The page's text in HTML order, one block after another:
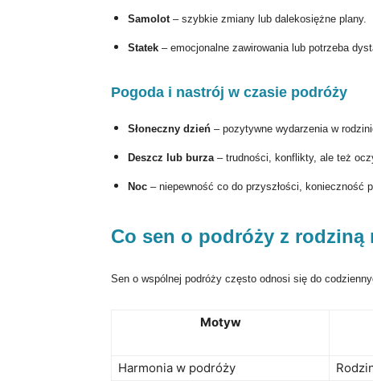
Samolot– szybkie zmiany lub dalekosiężne plany.
Statek – emocjonalne zawirowania lub potrzeba
Pogoda i nastrój w czasie podróży
Słoneczny dzień – pozytywne wydarzenia w
Deszcz lub burza– trudności, konflikty, ale też
Noc – niepewność co do przyszłości, konieczność
Co sen o podróży z rodziną
Sen o wspólnej podróży często odnosi się do
Motyw
Harmonia w podróży